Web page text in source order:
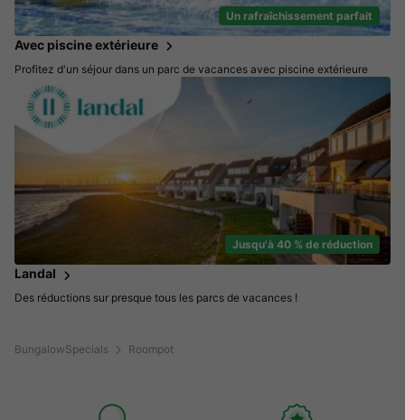
BungalowSpecials Roompot
Un rafraîchissement parfait
Avec piscine extérieure
Profitez d'un séjour dans un parc de vacances avec piscine extérieure
Jusqu'à 40 % de réduction
Landal
Des réductions sur presque tous les parcs de vacances !